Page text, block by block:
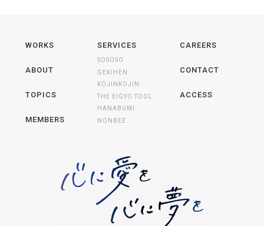
WORKS
ABOUT
TOPICS
MEMBERS
SERVICES
SOSOSO
GEKIHEN
KOJINKOJIN
THE EIGYO TOOL
HANABUMI
NONBEE
CAREERS
CONTACT
ACCESS